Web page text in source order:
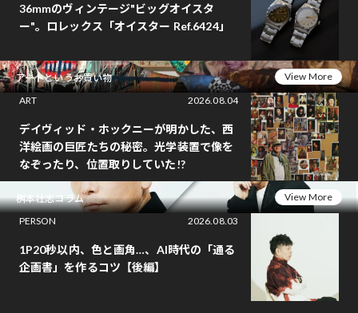
36mmのヴィンテージ"ビッグオイスタ
ー"。ロレックス「オイスター Ref.6424」
アートというお買い物
View More
ART
2026.08.04
デイヴィッド・ホックニーが明かした、西
洋絵画の巨匠たちの秘密。光学装置で像を
なぞったり、位置取りしていた!?
桝本壮志コラム
View More
PERSON
2026.08.03
1P20秒以内、色と画角…、AI時代の「通る
企画書」を作るコツ【後編】